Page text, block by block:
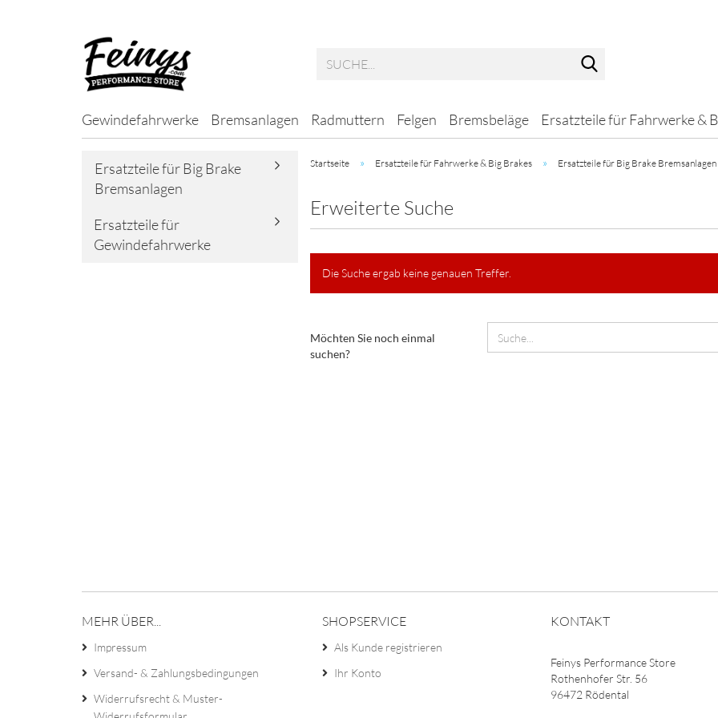
Gewindefahrwerke Bremsanlagen Radmuttern Felgen Bremsbeläge Ersatzteile für Fahrwerke &
Startseite » Ersatzteile für Fahrwerke & Big Brakes » Ersatzteile für Big Brake Bremsanlagen
Erweiterte Suche
Die Suche ergab keine genauen Treffer.
SIE
NOCH
Möchten Sie noch einmal
suchen?
Ersatzteile für Big Brake
Bremsanlagen
Ersatzteile für
Gewindefahrwerke
MEHR ÜBER...
Impressum
Versand- & Zahlungsbedingungen
Widerrufsrecht & Muster-
SHOPSERVICE
Als Kunde registrieren
Ihr Konto
KONTAKT
Feinys Performance Store
Rothenhofer Str. 56
96472 Rödental